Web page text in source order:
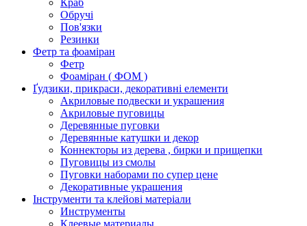
Краб
Обручі
Пов'язки
Резинки
Фетр та фоаміран
Фетр
Фоаміран ( ФОМ )
Ґудзики, прикраси, декоративні елементи
Акриловые подвески и украшения
Акриловые пуговицы
Деревянные пуговки
Деревянные катушки и декор
Коннекторы из дерева , бирки и прищепки
Пуговицы из смолы
Пуговки наборами по супер цене
Декоративные украшения
Інструменти та клейові матеріали
Инструменты
Клеевые материалы